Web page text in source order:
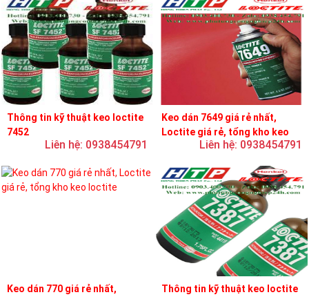
Thông tin kỹ thuật keo loctite
7452
Liên hệ: 0938454791
Keo dán 7649 giá rẻ nhất,
Loctite giá rẻ, tổng kho keo
Liên hệ: 0938454791
Keo dán 770 giá rẻ nhất,
Thông tin kỹ thuật keo loctite